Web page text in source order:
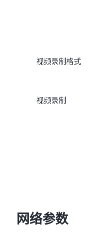
视频录制格式
视频录制
网络参数